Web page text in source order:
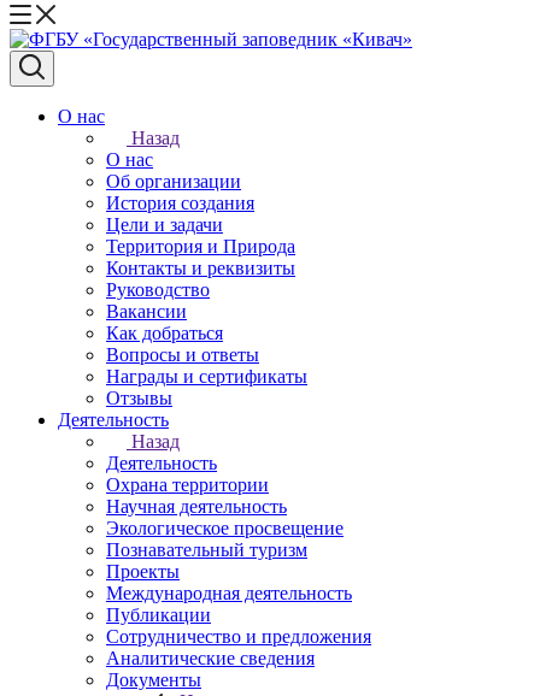
О нас
Назад
О нас
Об организации
История создания
Цели и задачи
Территория и Природа
Контакты и реквизиты
Руководство
Вакансии
Как добраться
Вопросы и ответы
Награды и сертификаты
Отзывы
Деятельность
Назад
Деятельность
Охрана территории
Научная деятельность
Экологическое просвещение
Познавательный туризм
Проекты
Международная деятельность
Публикации
Сотрудничество и предложения
Аналитические сведения
Документы